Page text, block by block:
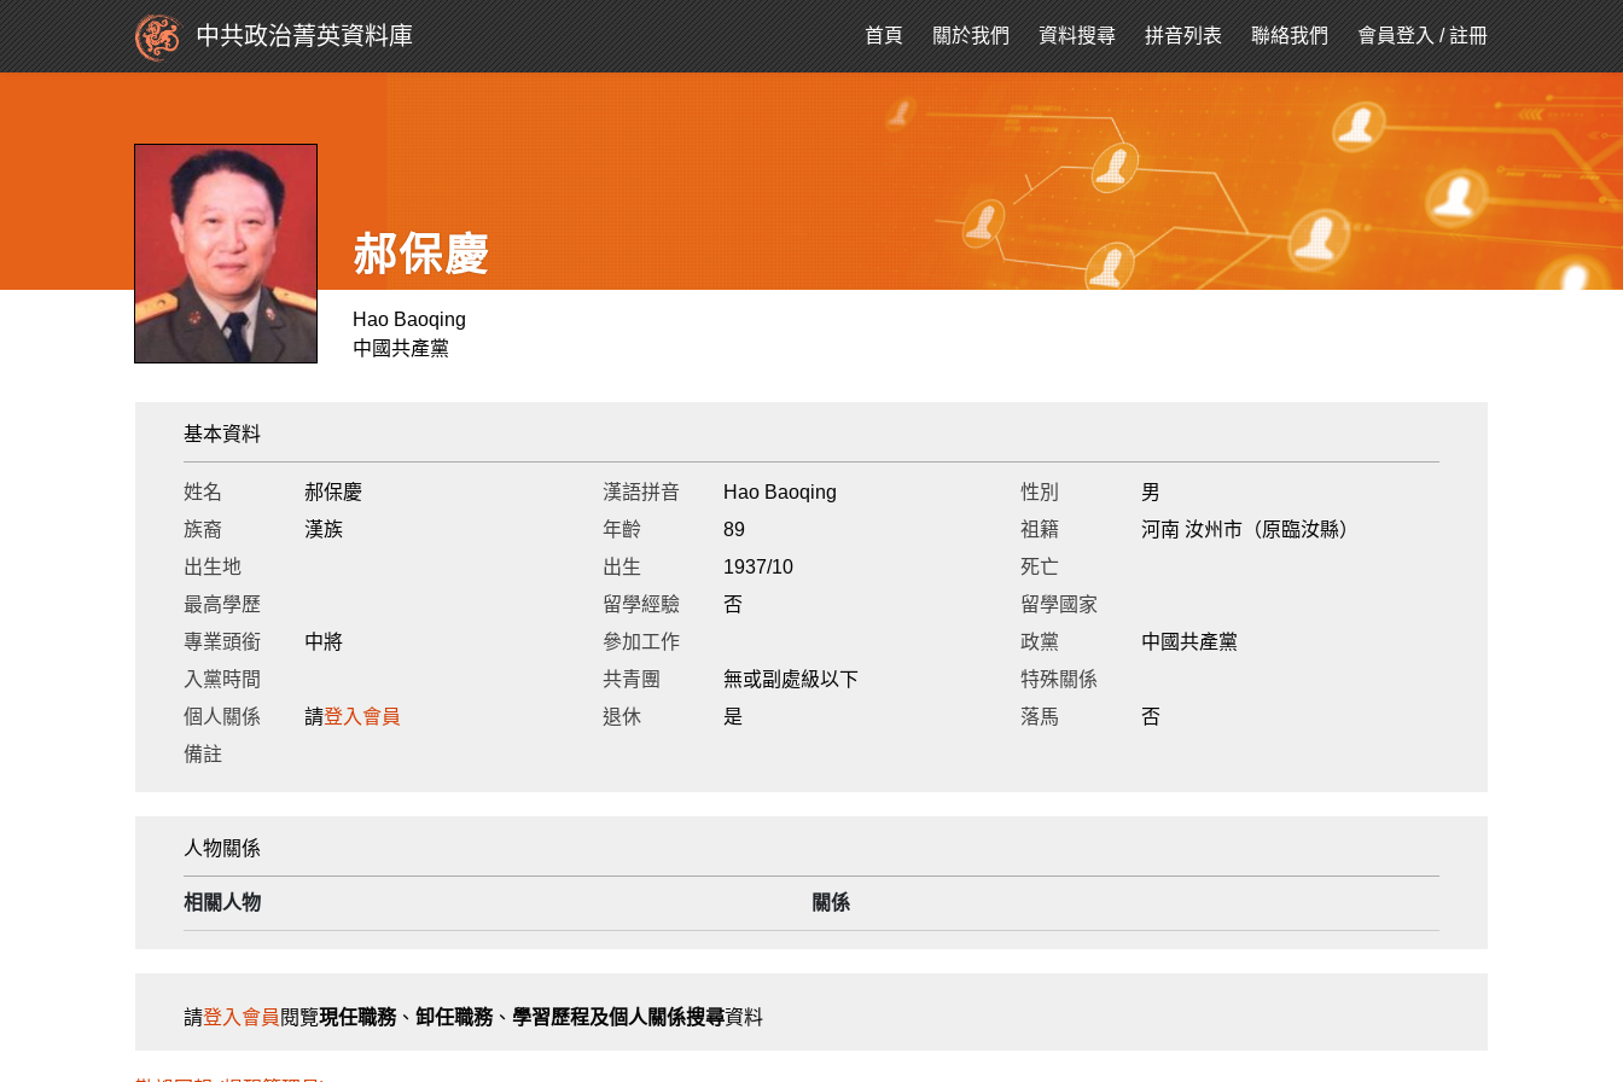
中共政治菁英資料庫 首頁 關於我們 資料搜尋 拼音列表 聯絡我們 會員登入/註冊
郝保慶
Hao Baoqing
中國共產黨
基本資料
姓名 郝保慶 漢語拼音 Hao Baoqing 性別
男
族裔
漢族 年齡 89 祖籍
河南 汝州市（原臨汝縣）
出生地
出生 1937/10
死亡
最高學歷
留學經驗 否
留學國家
專業頭銜
中將 參加工作 政黨
中國共產黨
入黨時間
共青團 無或副處級以下
特殊關係
個人關係
請登入會員 退休 是 落馬
否
備註
人物關係
相關人物 關係
請登入會員 閱覽現任職務、 卸任職務、 學習歷程及個人關係搜尋資料